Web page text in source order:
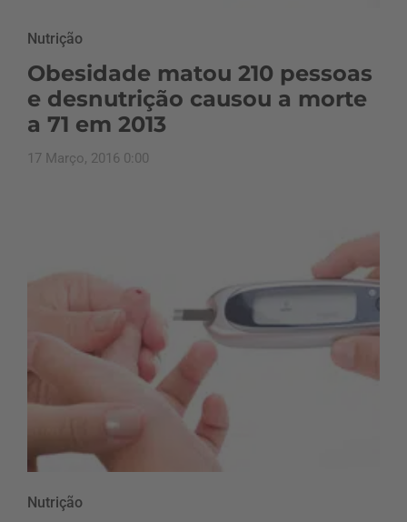
Nutrição
Obesidade matou 210 pessoas
e desnutrição causou a morte
a 71 em 2013
17 Março, 2016 0:00
Nutrição